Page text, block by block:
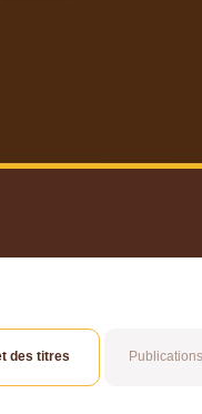
des titres Publications